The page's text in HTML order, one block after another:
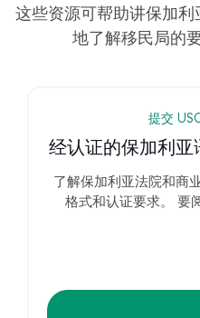
这些资源可帮助讲保加
地了解移民局的
提交
经认证的保加利
了解保加利亚法院和商
格式和认证要求。 要